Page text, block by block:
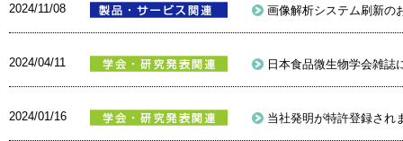
2024/11/08 画像解析システム刷新の
2024/04/11 日本食品微生物学会雑誌
2024/01/16 当社発明が特許登録され